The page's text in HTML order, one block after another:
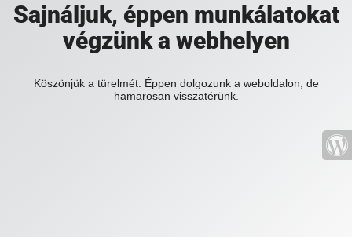
Sajnáljuk, éppen munkálatokat
végzünk a webhelyen
Köszönjük a türelmét. Éppen dolgozunk a weboldalon, de
hamarosan visszatérünk.